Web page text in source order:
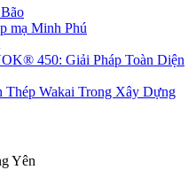
mạ Minh Phú
450: Giải Pháp Toàn Diện
Wakai Trong Xây Dựng
Yên